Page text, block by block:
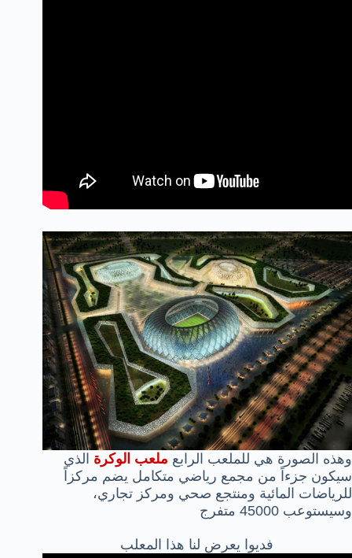
وهذه الصورة هي للملعب الرابع ملعب الوكرة الذي
سيكون جزءاً من مجمع رياضي متكامل يضم مركزاً
للرياضات المائية ومنتجع صحي ومركز تجاري،
وسيستوعب 45000 متفرج
فديوا يعرض لنا هذا المعلب